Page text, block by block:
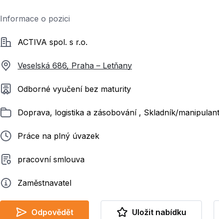
Informace o pozici
SpolečnostACTIVA spol. s r.o.
Veselská 686, Praha – Letňany
Požadované vzdělání
Odborné vyučení bez maturity
ZařazenoDoprava, logistika a zásobování , Skladník/manipulant
Typ pracovního poměru
Práce na plný úvazek
Typ smluvního vztahu
pracovní smlouva
ZadavatelZaměstnavatel
Odpovědět Uložit nabídku